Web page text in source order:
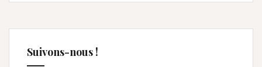
Suivons-nous !